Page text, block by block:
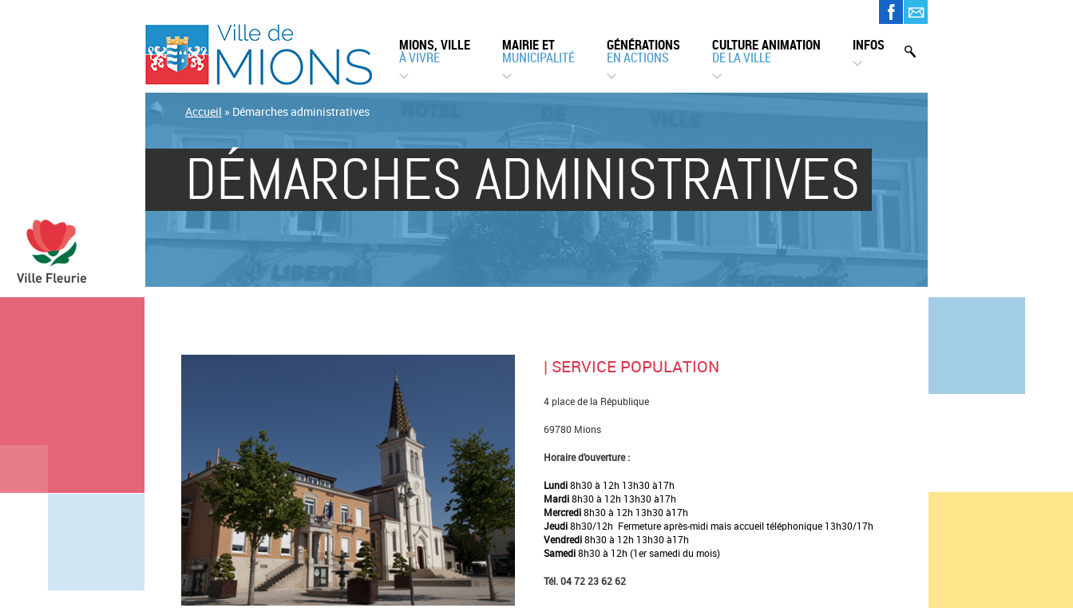
MIONS, VILLE
À VIVRE
MAIRIE ET
MUNICIPALITÉ
GÉNÉRATIONS
EN ACTIONS
CULTURE ANIMATION
DE LA VILLE
INFOS
Accueil » Démarches administratives
DÉMARCHES ADMINISTRATIVES
| SERVICE POPULATION
4 place de la République
69780 Mions
Horaire d’ouverture :
Lundi8h30 à 12h 13h30 à17h
Mardi8h30 à 12h 13h30 à17h
Mercredi8h30 à 12h 13h30 à17h
Jeudi8h30/12h Fermeture après-midi mais accueil téléphonique 13h30/17h
Vendredi8h30 à 12h 13h30 à17h
Samedi8h30 à 12h (1er samedi du mois)
Tél. 04 72 23 62 62